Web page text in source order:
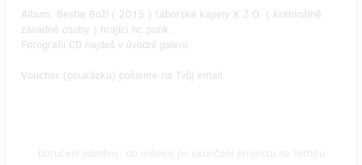
Album: Bestie Boží ( 2015 ) táborské kapely K.Z.O. ( kriminálně
závadné osoby ) hrající hc punk.
Fotografii CD najdeš v úvodní galerii.
Voucher (poukázku) pošleme na Tvůj email.